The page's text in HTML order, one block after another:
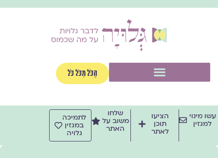
לתוכן
הַכֹּל מִכֹּל כֹּל
עשו מינוי
למגזין
הציעו
תוכן
לאתר
שלחו
משוב על
האתר
לתמיכה
במגזין
גלויה